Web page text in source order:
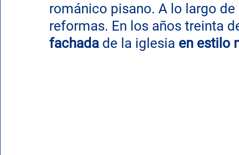
románico pisano. A lo largo
reformas. En los años treinta
fachada de la iglesia en estilo